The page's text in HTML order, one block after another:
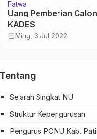
Fatwa
Uang Pemberian Calon
KADES
calendar_month Ming, 3 Jul 2022
Tentang
Sejarah Singkat NU
Struktur Kepengurusan
Pengurus PCNU Kab. Pati